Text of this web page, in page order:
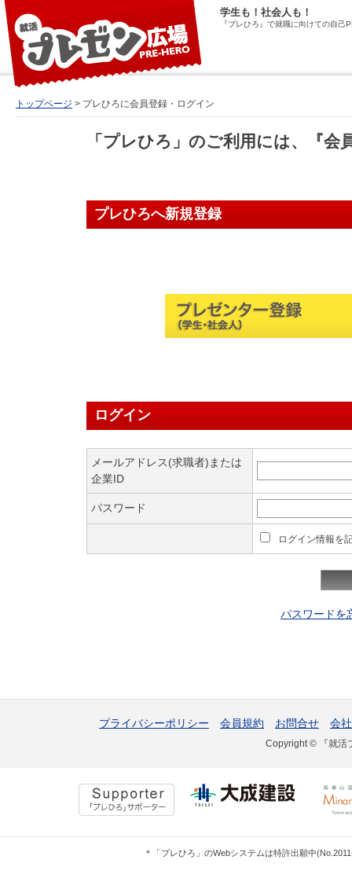
学生も！社会人も！
『プレひろ』で就職に向けての自己
トップページ > プレひろに会員登録・ログイン
「プレひろ」のご利用には、『
プレひろへ新規登録
ログイン
メールアドレス(求職者)または
企業ID
パスワード
ログイン情報を
パスワードを
プライバシーポリシー 会員規約 お問合せ 会
Copyright © 『就活
＊「プレひろ」のWebシステムは特許出願中